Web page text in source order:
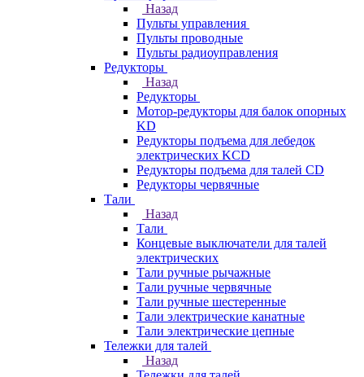
Назад
Пульты управления
Пульты проводные
Пульты радиоуправления
Редукторы
Назад
Редукторы
Мотор-редукторы для балок опорных
KD
Редукторы подъема для лебедок
электрических KCD
Редукторы подъема для талей CD
Редукторы червячные
Тали
Назад
Тали
Концевые выключатели для талей
электрических
Тали ручные рычажные
Тали ручные червячные
Тали ручные шестеренные
Тали электрические канатные
Тали электрические цепные
Тележки для талей
Назад